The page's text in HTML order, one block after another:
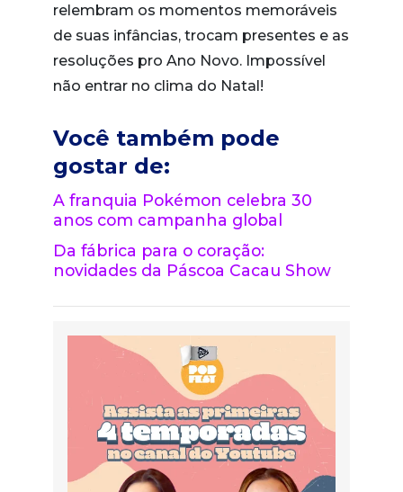
relembram os momentos memoráveis
de suas infâncias, trocam presentes e as
resoluções pro Ano Novo. Impossível
não entrar no clima do Natal!
Você também pode
gostar de:
A franquia Pokémon celebra 30
anos com campanha global
Da fábrica para o coração:
novidades da Páscoa Cacau Show